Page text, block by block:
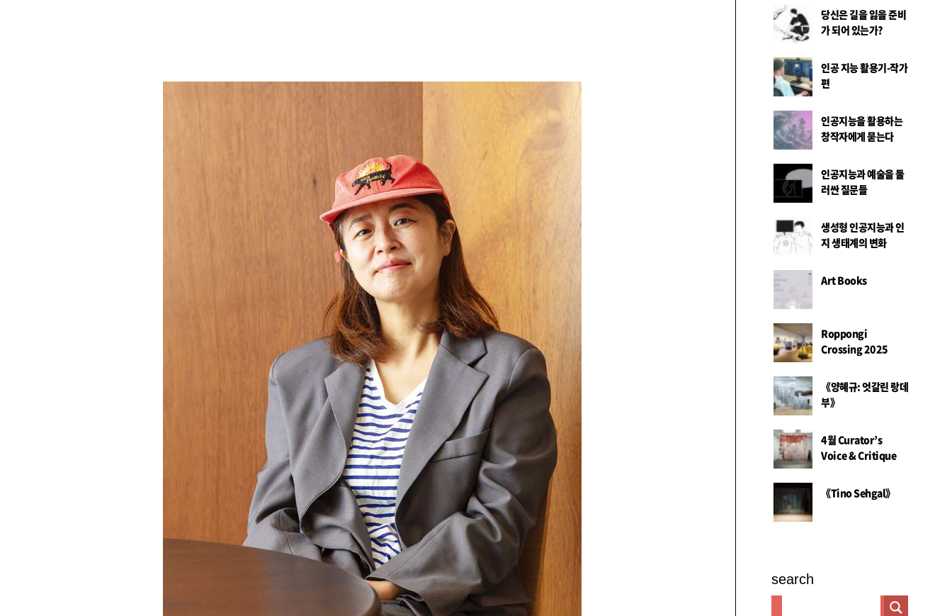
당신은 길을 잃을 준비
가 되어 있는가?
인공 지능 활용기-작가
편
인공지능을 활용하는
창작자에게 묻는다
인공지능과 예술을 둘
러싼 질문들
생성형 인공지능과 인
지 생태계의 변화
Art Books
Roppongi
Crossing 2025
《양혜규: 엇갈린 랑데
부》
4월 Curator’s
Voice & Critique
《Tino Sehgal》
search